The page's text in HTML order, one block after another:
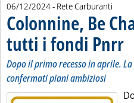
06/12/2024- Rete Carburanti
Colonnine, Be
tutti i fondi Pnrr..
Dopo il primo recesso in aprile.
confermati piani ambiziosi